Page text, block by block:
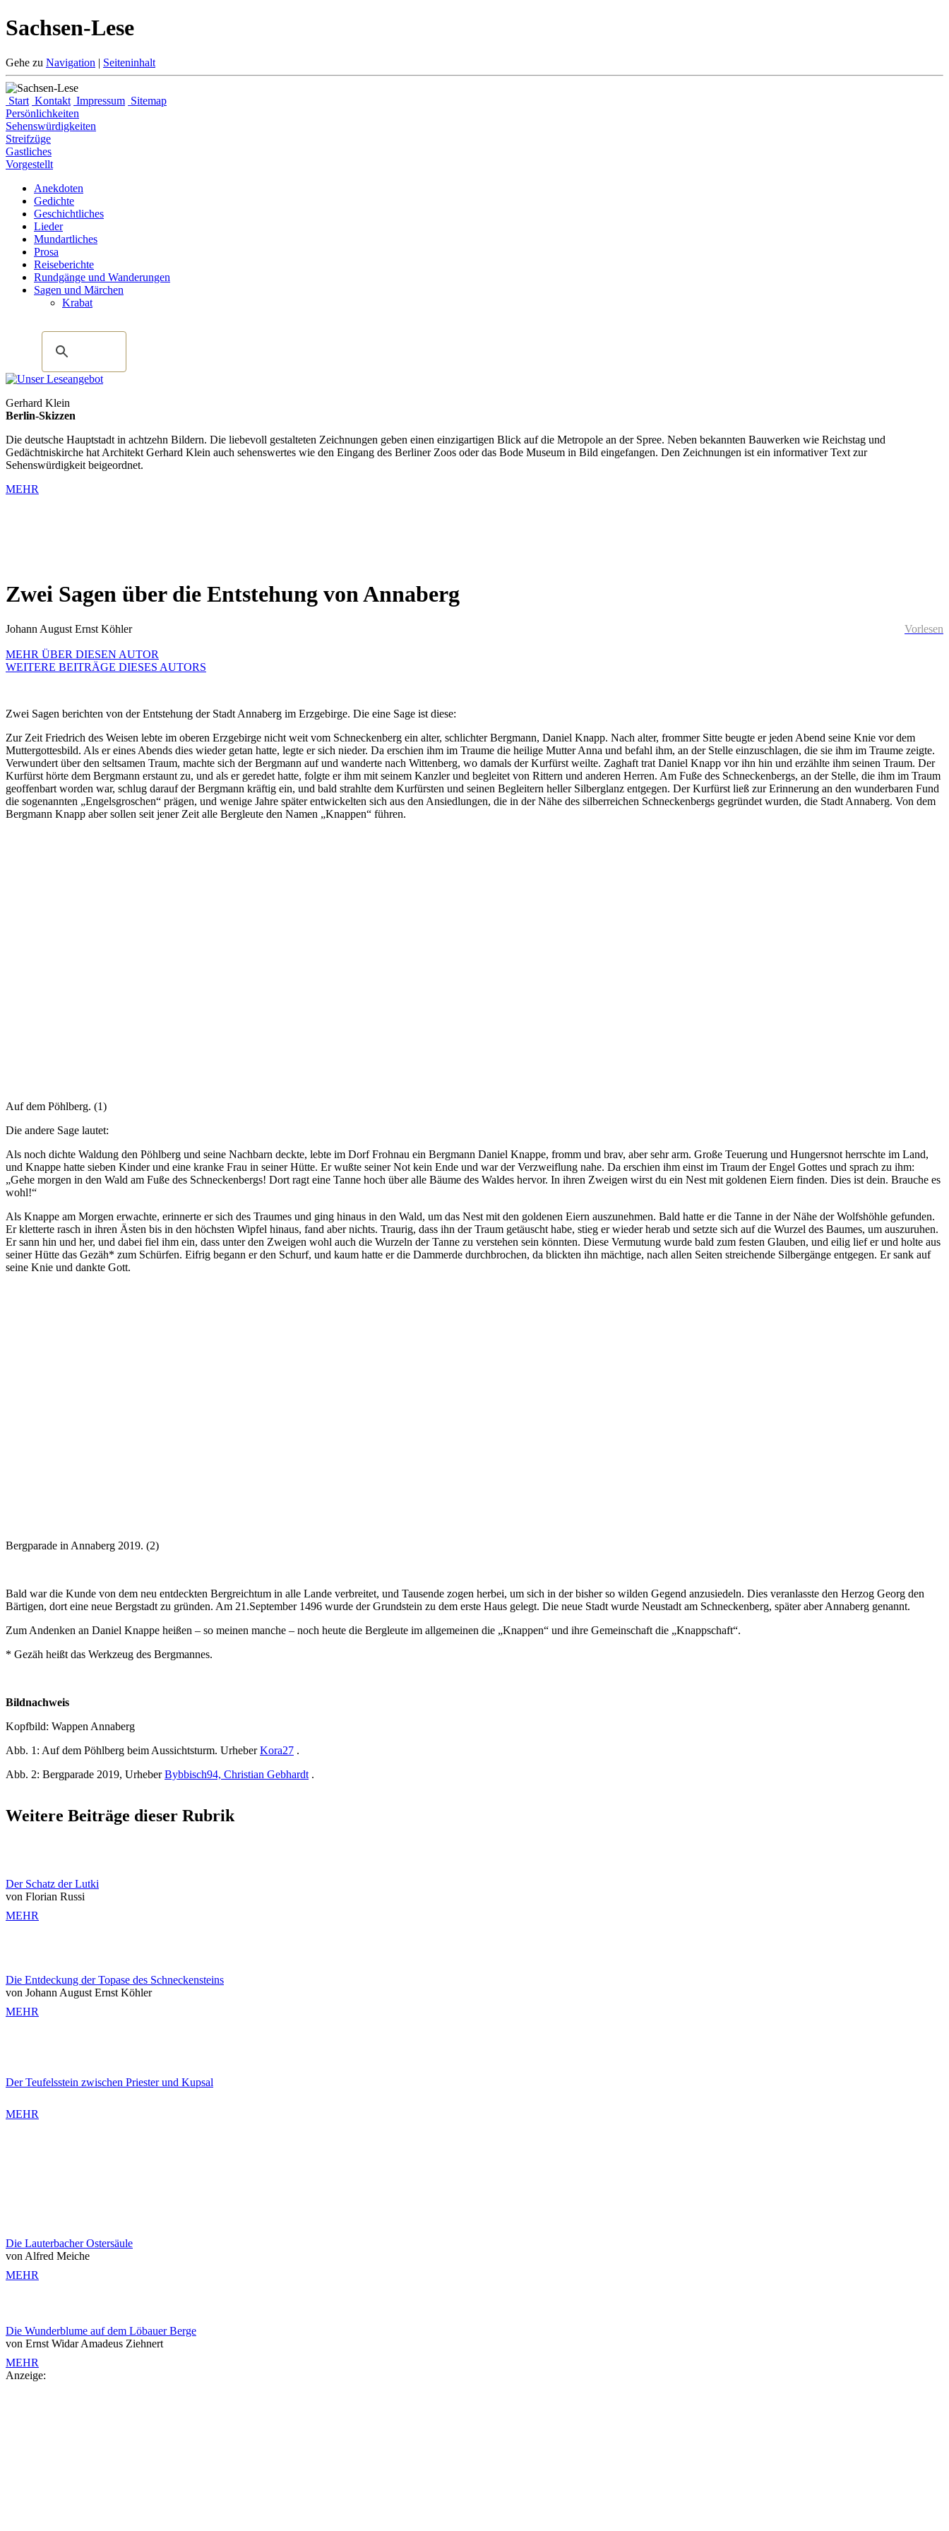
Sachsen-Lese
Gehe zu Navigation | Seiteninhalt
Start Kontakt Impressum Sitemap
Persönlichkeiten
Sehenswürdigkeiten
Streifzüge
Gastliches
Vorgestellt
Anekdoten
Gedichte
Geschichtliches
Lieder
Mundartliches
Prosa
Reiseberichte
Rundgänge und Wanderungen
Sagen und Märchen
Krabat
Gerhard Klein
Berlin-Skizzen
Die deutsche Hauptstadt in achtzehn Bildern. Die liebevoll gestalteten Zeichnungen geben einen einzigartigen Blick auf die Metropole an der Spree. Neben bekannten Bauwerken wie Reichstag und
Gedächtniskirche hat Architekt Gerhard Klein auch sehenswertes wie den Eingang des Berliner Zoos oder das Bode Museum in Bild eingefangen. Den Zeichnungen ist ein informativer Text zur
Sehenswürdigkeit beigeordnet.
MEHR
Zwei Sagen über die Entstehung von Annaberg
Vorlesen
Johann August Ernst Köhler
MEHR ÜBER DIESEN AUTOR
WEITERE BEITRÄGE DIESES AUTORS
Zwei Sagen berichten von der Entstehung der Stadt Annaberg im Erzgebirge. Die eine Sage ist diese:
Zur Zeit Friedrich des Weisen lebte im oberen Erzgebirge nicht weit vom Schneckenberg ein alter, schlichter Bergmann, Daniel Knapp. Nach alter, frommer Sitte beugte er jeden Abend seine Knie vor dem
Muttergottesbild. Als er eines Abends dies wieder getan hatte, legte er sich nieder. Da erschien ihm im Traume die heilige Mutter Anna und befahl ihm, an der Stelle einzuschlagen, die sie ihm im Traume zeigte.
Verwundert über den seltsamen Traum, machte sich der Bergmann auf und wanderte nach Wittenberg, wo damals der Kurfürst weilte. Zaghaft trat Daniel Knapp vor ihn hin und erzählte ihm seinen Traum. Der
Kurfürst hörte dem Bergmann erstaunt zu, und als er geredet hatte, folgte er ihm mit seinem Kanzler und begleitet von Rittern und anderen Herren. Am Fuße des Schneckenbergs, an der Stelle, die ihm im Traum
geoffenbart worden war, schlug darauf der Bergmann kräftig ein, und bald strahlte dem Kurfürsten und seinen Begleitern heller Silberglanz entgegen. Der Kurfürst ließ zur Erinnerung an den wunderbaren Fund
die sogenannten „Engelsgroschen“ prägen, und wenige Jahre später entwickelten sich aus den Ansiedlungen, die in der Nähe des silberreichen Schneckenbergs gegründet wurden, die Stadt Annaberg. Von dem
Bergmann Knapp aber sollen seit jener Zeit alle Bergleute den Namen „Knappen“ führen.
Auf dem Pöhlberg. (1)
Die andere Sage lautet:
Als noch dichte Waldung den Pöhlberg und seine Nachbarn deckte, lebte im Dorf Frohnau ein Bergmann Daniel Knappe, fromm und brav, aber sehr arm. Große Teuerung und Hungersnot herrschte im Land,
und Knappe hatte sieben Kinder und eine kranke Frau in seiner Hütte. Er wußte seiner Not kein Ende und war der Verzweiflung nahe. Da erschien ihm einst im Traum der Engel Gottes und sprach zu ihm:
„Gehe morgen in den Wald am Fuße des Schneckenbergs! Dort ragt eine Tanne hoch über alle Bäume des Waldes hervor. In ihren Zweigen wirst du ein Nest mit goldenen Eiern finden. Dies ist dein. Brauche es
wohl!“
Als Knappe am Morgen erwachte, erinnerte er sich des Traumes und ging hinaus in den Wald, um das Nest mit den goldenen Eiern auszunehmen. Bald hatte er die Tanne in der Nähe der Wolfshöhle gefunden.
Er kletterte rasch in ihren Ästen bis in den höchsten Wipfel hinaus, fand aber nichts. Traurig, dass ihn der Traum getäuscht habe, stieg er wieder herab und setzte sich auf die Wurzel des Baumes, um auszuruhen.
Er sann hin und her, und dabei fiel ihm ein, dass unter den Zweigen wohl auch die Wurzeln der Tanne zu verstehen sein könnten. Diese Vermutung wurde bald zum festen Glauben, und eilig lief er und holte aus
seiner Hütte das Gezäh* zum Schürfen. Eifrig begann er den Schurf, und kaum hatte er die Dammerde durchbrochen, da blickten ihn mächtige, nach allen Seiten streichende Silbergänge entgegen. Er sank auf
seine Knie und dankte Gott.
Bergparade in Annaberg 2019. (2)
Bald war die Kunde von dem neu entdeckten Bergreichtum in alle Lande verbreitet, und Tausende zogen herbei, um sich in der bisher so wilden Gegend anzusiedeln. Dies veranlasste den Herzog Georg den
Bärtigen, dort eine neue Bergstadt zu gründen. Am 21.September 1496 wurde der Grundstein zu dem erste Haus gelegt. Die neue Stadt wurde Neustadt am Schneckenberg, später aber Annaberg genannt.
Zum Andenken an Daniel Knappe heißen – so meinen manche – noch heute die Bergleute im allgemeinen die „Knappen“ und ihre Gemeinschaft die „Knappschaft“.
* Gezäh heißt das Werkzeug des Bergmannes.
Bildnachweis
Kopfbild: Wappen Annaberg
Abb. 1: Auf dem Pöhlberg beim Aussichtsturm. UrheberKora27 .
Abb. 2: Bergparade 2019, UrheberBybbisch94, Christian Gebhardt .
Weitere Beiträge dieser Rubrik
Der Schatz der Lutki
von Florian Russi
MEHR
Die Entdeckung der Topase des Schneckensteins
von Johann August Ernst Köhler
MEHR
Der Teufelsstein zwischen Priester und Kupsal
MEHR
Die Lauterbacher Ostersäule
von Alfred Meiche
MEHR
Die Wunderblume auf dem Löbauer Berge
von Ernst Widar Amadeus Ziehnert
MEHR
Anzeige: